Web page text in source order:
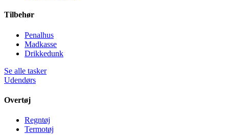
Tilbehør
Penalhus
Madkasse
Drikkedunk
Se alle tasker
Udendørs
Overtøj
Regntøj
Termotøj